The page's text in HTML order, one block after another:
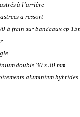
à l’arrière
à ressort
à frein sur bandeaux cp
double 30 x 30 mm
aluminium hybrides